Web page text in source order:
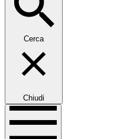
Cerca
Chiudi